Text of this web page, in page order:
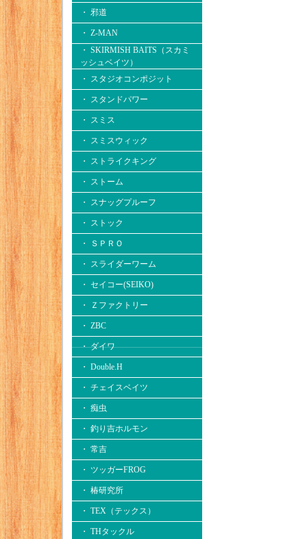
・ 邪道
・ Z-MAN
・ SKIRMISH BAITS（スカミ
ッシュベイツ）
・ スタジオコンポジット
・ スタンドパワー
・ スミス
・ スミスウィック
・ ストライクキング
・ ストーム
・ スナッグプルーフ
・ ストック
・ ＳＰＲＯ
・ スライダーワーム
・ セイコー(SEIKO)
・ Ｚファクトリー
・ ZBC
・ ダイワ
・ Double.H
・ チェイスベイツ
・ 痴虫
・ 釣り吉ホルモン
・ 常吉
・ ツッガーFROG
・ 椿研究所
・ TEX（テックス）
・ THタックル